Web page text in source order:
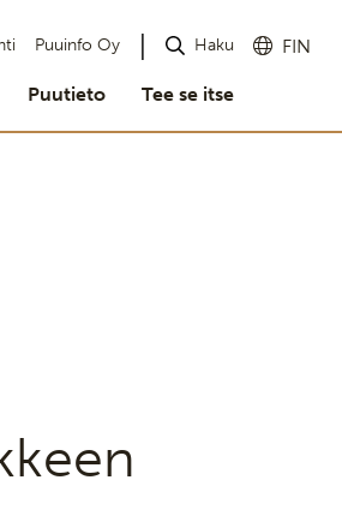
Puuinfo Oy Haku FIN
Puutieto Tee se itse